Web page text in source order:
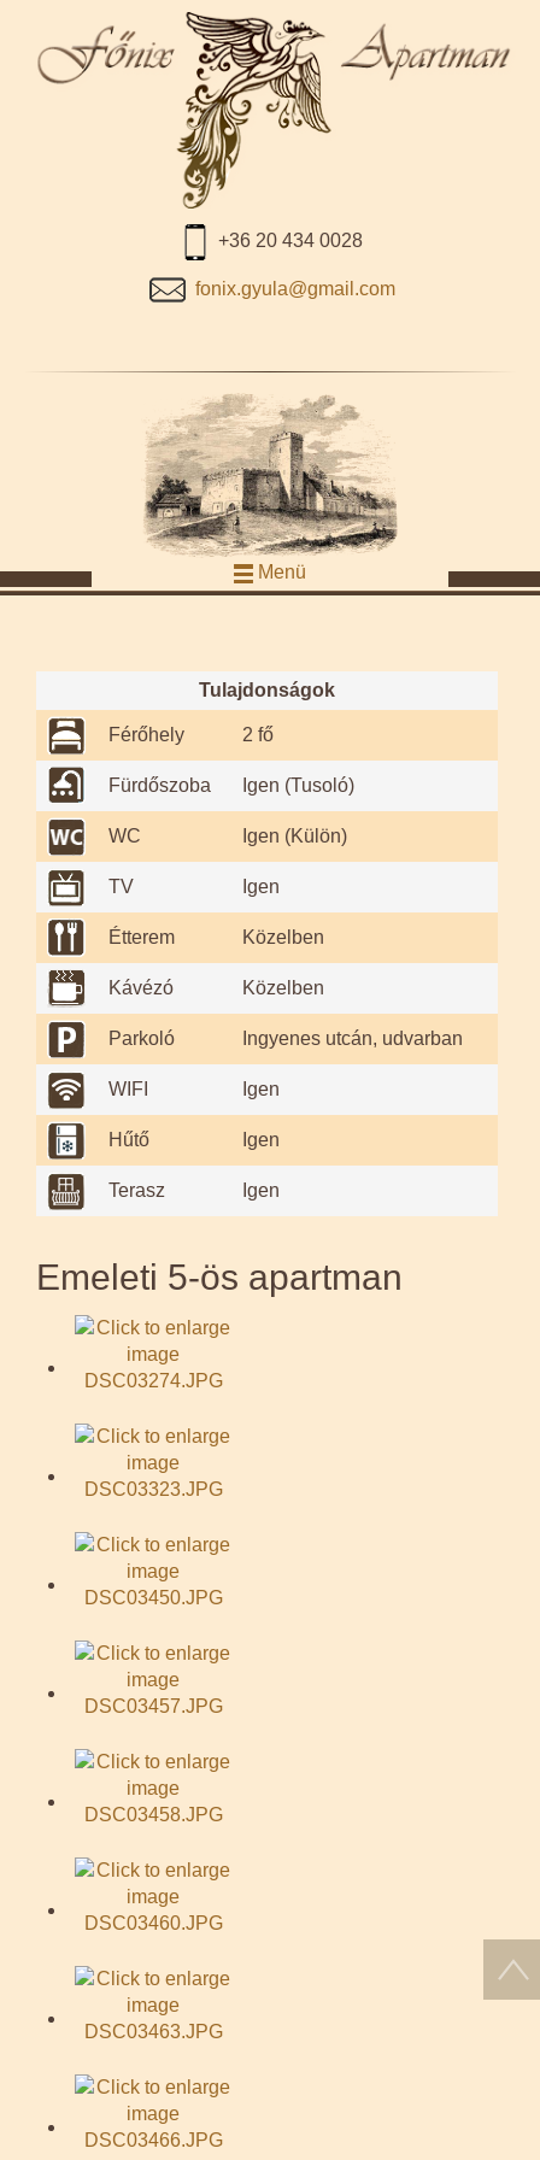
+36 20 434 0028
fonix.gyula@gmail.com
Menü
Tulajdonságok
Férőhely 2 fő
Fürdőszoba Igen (Tusoló)
WC Igen (Külön)
TV Igen
Étterem Közelben
Kávézó Közelben
Parkoló Ingyenes utcán, udvarban
WIFI Igen
Hűtő Igen
Terasz Igen
Emeleti 5-ös apartman